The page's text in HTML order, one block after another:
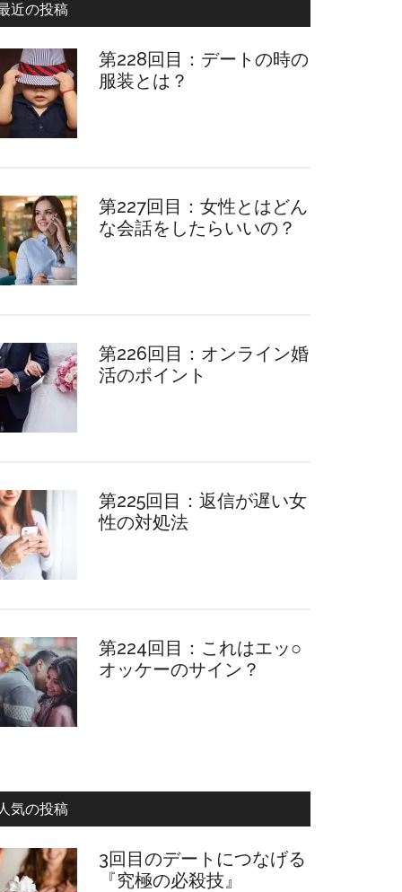
近の投稿
第228回目：デートの時の
服装とは？
第227回目：女性とはどん
な会話をしたらいいの？
第226回目：オンライン婚
活のポイント
第225回目：返信が遅い女
性の対処法
第224回目：これはエッ○
オッケーのサイン？
気の投稿
3回目のデートにつなげる
『究極の必殺技』